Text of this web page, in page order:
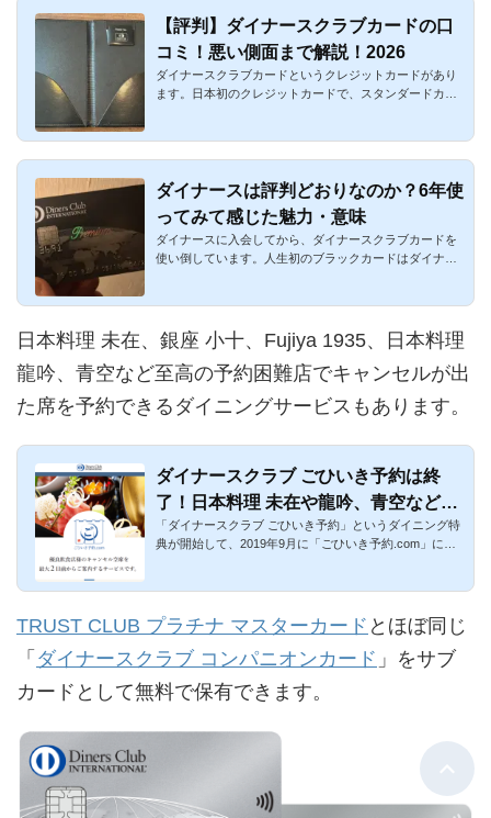
【評判】ダイナースクラブカードの口
コミ！悪い側面まで解説！2026
ダイナースクラブカードというクレジットカードがあり
ます。日本初のクレジットカードで、スタンダードカー
ダイナースは評判どおりなのか？6年使
ってみて感じた魅力・意味
ダイナースに入会してから、ダイナースクラブカードを
使い倒しています。人生初のブラックカードはダイナー
日本料理 未在、銀座 小十、Fujiya 1935、日本料理
龍吟、青空など至高の予約困難店でキャンセルが出
た席を予約できるダイニングサービスもあります。
ダイナースクラブ ごひいき予約は終
了！日本料理 未在や龍吟、青空など至
高の名店を予約可能
「ダイナースクラブ ごひいき予約」というダイニング特
典が開始して、2019年9月に「ごひいき予約.com」にリ
TRUST CLUB プラチナ マスターカード とほぼ同じ
「 ダイナースクラブ コンパニオンカード 」をサブ
カードとして無料で保有できます。